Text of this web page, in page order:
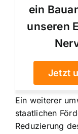
ein
unseren
Jetzt
Ein weiterer
staatlichen
Reduzierung